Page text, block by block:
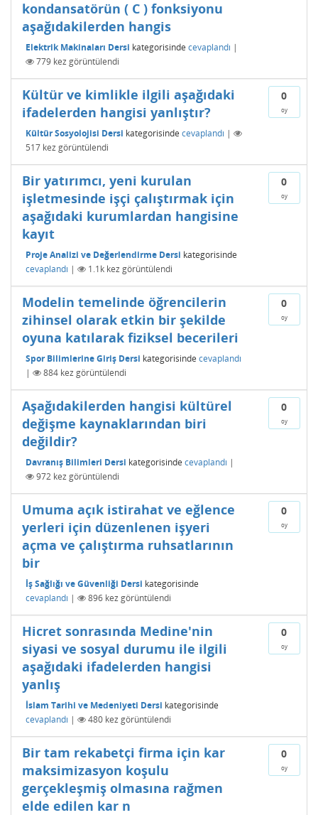
kondansatörün ( C ) fonksiyonu
aşağıdakilerden hangis
Elektrik Makinaları Dersi kategorisinde cevaplandı |
779 kez görüntülendi
0
oy
Kültür ve kimlikle ilgili aşağıdaki
ifadelerden hangisi yanlıştır?
Kültür Sosyolojisi Dersi kategorisinde cevaplandı |
517 kez görüntülendi
0
oy
Bir yatırımcı, yeni kurulan
işletmesinde işçi çalıştırmak için
aşağıdaki kurumlardan hangisine
kayıt
Proje Analizi ve Değerlendirme Dersi kategorisinde
cevaplandı | 1.1k kez görüntülendi
0
oy
Modelin temelinde öğrencilerin
zihinsel olarak etkin bir şekilde
oyuna katılarak fiziksel becerileri
Spor Bilimlerine Giriş Dersi kategorisinde cevaplandı
|
884 kez görüntülendi
0
oy
Aşağıdakilerden hangisi kültürel
değişme kaynaklarından biri
değildir?
Davranış Bilimleri Dersi kategorisinde cevaplandı |
972 kez görüntülendi
0
oy
Umuma açık istirahat ve eğlence
yerleri için düzenlenen işyeri
açma ve çalıştırma ruhsatlarının
bir
İş Sağlığı ve Güvenliği Dersi kategorisinde
cevaplandı | 896 kez görüntülendi
0
oy
Hicret sonrasında Medine'nin
siyasi ve sosyal durumu ile ilgili
aşağıdaki ifadelerden hangisi
yanlış
İslam Tarihi ve Medeniyeti Dersi kategorisinde
cevaplandı | 480 kez görüntülendi
0
oy
Bir tam rekabetçi firma için kar
maksimizasyon koşulu
gerçekleşmiş olmasına rağmen
elde edilen kar n